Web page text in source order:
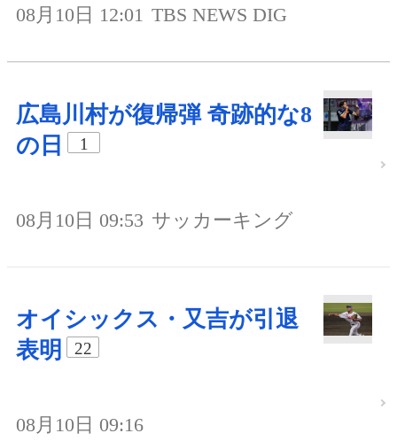
08月10日 12:01 TBS NEWS DIG
広島川村が復帰弾 奇跡的な8
の日
1
08月10日 09:53 サッカーキング
オイシックス・又吉が引退
表明
22
08月10日 09:16